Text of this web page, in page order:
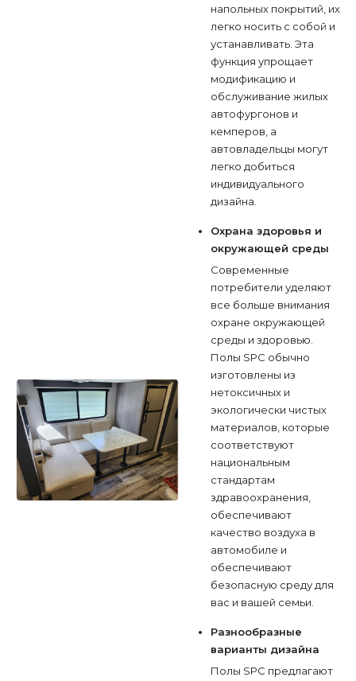
напольных покрытий, их
легко носить с собой и
устанавливать. Эта
функция упрощает
модификацию и
обслуживание жилых
автофургонов и
кемперов, а
автовладельцы могут
легко добиться
индивидуального
дизайна.
Охрана здоровья и
окружающей среды
Современные
потребители уделяют
все больше внимания
охране окружающей
среды и здоровью.
Полы SPC обычно
изготовлены из
нетоксичных и
экологически чистых
материалов, которые
соответствуют
национальным
стандартам
здравоохранения,
обеспечивают
качество воздуха в
автомобиле и
обеспечивают
безопасную среду для
вас и вашей семьи.
Разнообразные
варианты дизайна
Полы SPC предлагают